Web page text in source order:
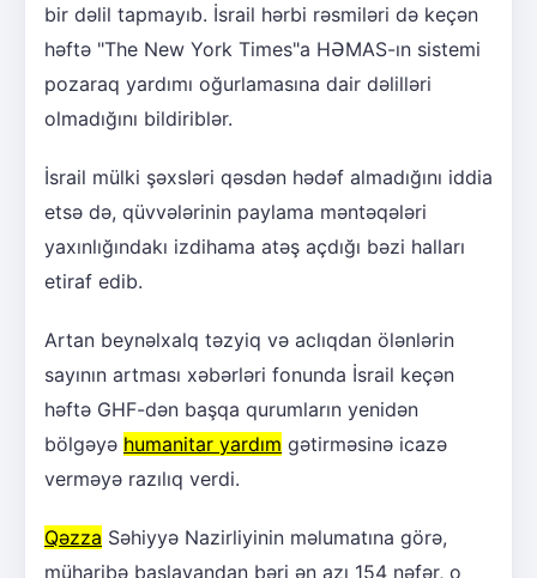
bir dəlil tapmayıb. İsrail hərbi rəsmiləri də keçən
həftə "The New York Times"a HƏMAS-ın sistemi
pozaraq yardımı oğurlamasına dair dəlilləri
olmadığını bildiriblər.
İsrail mülki şəxsləri qəsdən hədəf almadığını iddia
etsə də, qüvvələrinin paylama məntəqələri
yaxınlığındakı izdihama atəş açdığı bəzi halları
etiraf edib.
Artan beynəlxalq təzyiq və aclıqdan ölənlərin
sayının artması xəbərləri fonunda İsrail keçən
həftə GHF-dən başqa qurumların yenidən
bölgəyə humanitar yardım gətirməsinə icazə
verməyə razılıq verdi.
Qəzza Səhiyyə Nazirliyinin məlumatına görə,
müharibə başlayandan bəri ən azı 154 nəfər, o